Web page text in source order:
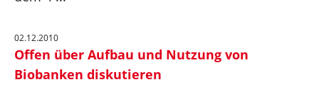
02.12.2010
Offen über Aufbau und Nutzung von
Biobanken diskutieren